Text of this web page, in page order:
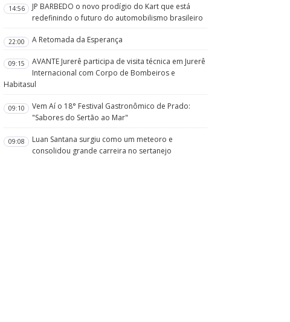
14:56
JP BARBEDO o novo prodígio do Kart que está
redefinindo o futuro do automobilismo brasileiro
22:00 A Retomada da Esperança
09:15
AVANTE Jurerê participa de visita técnica em Jurerê
Internacional com Corpo de Bombeiros e
Habitasul
09:10
Vem Aí o 18° Festival Gastronômico de Prado:
"Sabores do Sertão ao Mar"
09:08
Luan Santana surgiu como um meteoro e
consolidou grande carreira no sertanejo